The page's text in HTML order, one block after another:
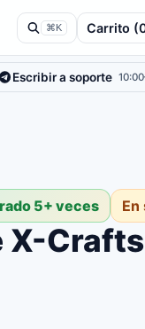
⌘K Carrito (
Escribir a soporte
5+ veces En
X-